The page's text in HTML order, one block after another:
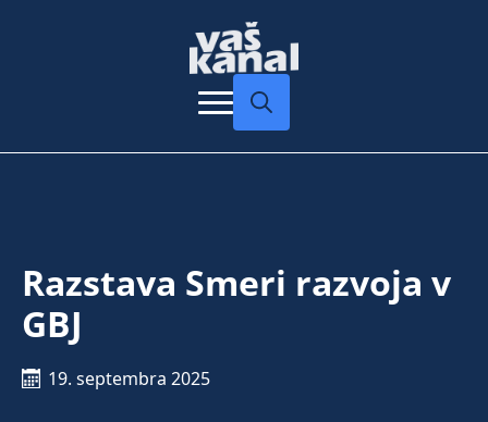
Razstava Smeri razvoja v
GBJ
19. septembra 2025